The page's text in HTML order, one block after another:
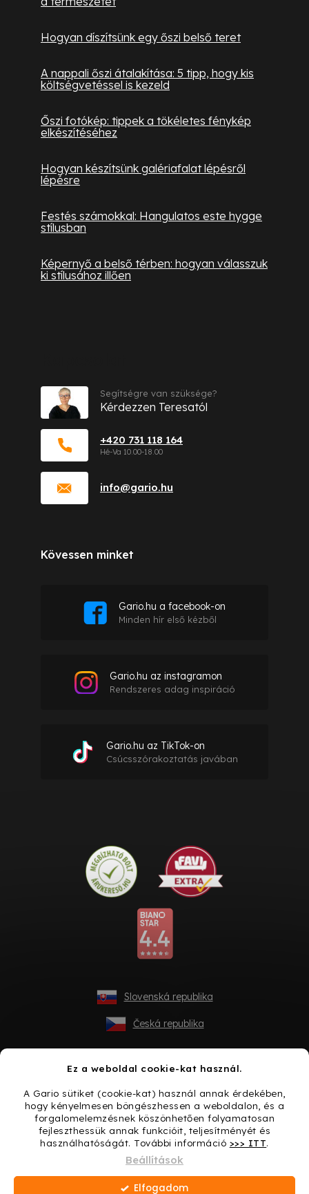
Ez a weboldal cookie-kat használ.
A Gario sütiket (cookie-kat) használ annak érdekében,
hogy kényelmesen böngészhessen a weboldalon, és a
forgalomelemzésnek köszönhetően folyamatosan
fejleszthessük annak funkcióit, teljesítményét és
használhatóságát. További információ >>> ITT.
Beállítások
Elfogadom
Hogyan díszítsünk egy őszi belső teret
A nappali őszi átalakítása: 5 tipp, hogy kis
költségvetéssel is kezeld
Őszi fotókép: tippek a tökéletes fénykép
elkészítéséhez
Hogyan készítsünk galériafalat lépésről
lépésre
Festés számokkal: Hangulatos este hygge
stílusban
Képernyő a belső térben: hogyan válasszuk
ki stílusához illően
info@gario.hu
+420 731 118 164
Segítségre van szüksége?
Kérdezzen Teresatól
Kövessen minket
Gario.hu a facebook-on
Minden hír első kézből
Gario.hu az instagramon
Rendszeres adag inspiráció
Gario.hu az TikTok-on
Csúcsszórakoztatás javában
Slovenská republika
Česká republika
Shoptet készítette